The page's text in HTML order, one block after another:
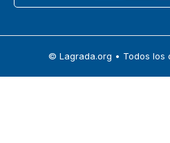
© Lagrada.org • Todos los